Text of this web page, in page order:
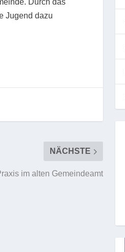
Durch das
Jugend dazu
NÄCHSTE
im alten Gemeindeamt